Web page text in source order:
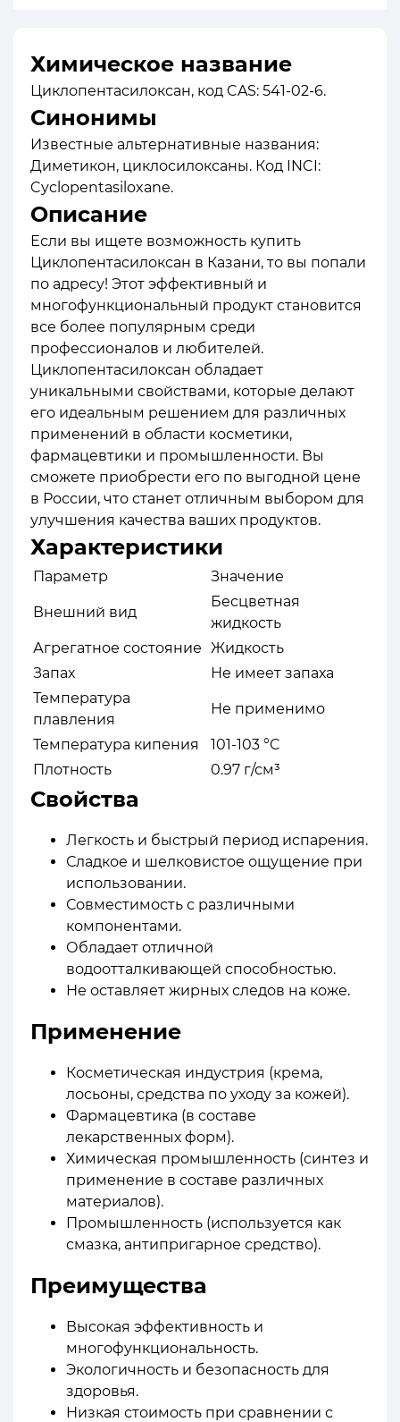
Химическое название
Циклопентасилоксан, код CAS: 541-02-6.
Синонимы
Известные альтернативные названия:
Диметикон, циклосилоксаны. Код INCI:
Cyclopentasiloxane.
Описание
Если вы ищете возможность купить
Циклопентасилоксан в Казани, то вы попали
по адресу! Этот эффективный и
многофункциональный продукт становится
все более популярным среди
профессионалов и любителей.
Циклопентасилоксан обладает
уникальными свойствами, которые делают
его идеальным решением для различных
применений в области косметики,
фармацевтики и промышленности. Вы
сможете приобрести его по выгодной цене
в России, что станет отличным выбором для
улучшения качества ваших продуктов.
Характеристики
Параметр Значение
Внешний вид
Бесцветная
жидкость
Агрегатное состояние
Жидкость
Запах
Не имеет запаха
Температура
плавления
Не применимо
Температура кипения
101-103 °C
Плотность
0.97 г/см³
Свойства
Легкость и быстрый период испарения.
Сладкое и шелковистое ощущение при
использовании.
Совместимость с различными
компонентами.
Обладает отличной
водоотталкивающей способностью.
Не оставляет жирных следов на коже.
Применение
Косметическая индустрия (крема,
лосьоны, средства по уходу за кожей).
Фармацевтика (в составе
лекарственных форм).
Химическая промышленность (синтез и
применение в составе различных
материалов).
Промышленность (используется как
смазка, антипригарное средство).
Преимущества
Высокая эффективность и
многофункциональность.
Экологичность и безопасность для
здоровья.
Низкая стоимость при сравнении с